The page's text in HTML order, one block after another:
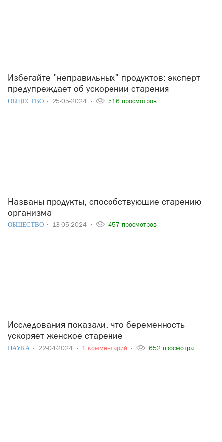
Избегайте "неправильных" продуктов: эксперт
предупреждает об ускорении старения
ОБЩЕСТВО 25-05-2024 516 просмотров
Названы продукты, способствующие старению
организма
ОБЩЕСТВО 13-05-2024 457 просмотров
Исследования показали, что беременность
ускоряет женское старение
НАУКА 22-04-2024 1 комментарий 652 просмотра